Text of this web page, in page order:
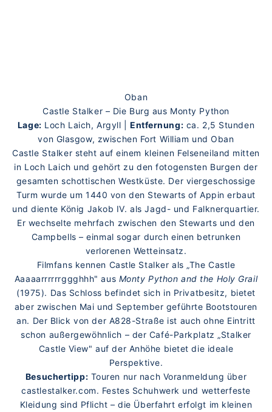
Oban
Castle Stalker – Die Burg aus Monty Python
Lage: Loch Laich, Argyll | Entfernung: ca. 2,5 Stunden
von Glasgow, zwischen Fort William und Oban
Castle Stalker steht auf einem kleinen Felseneiland mitten
in Loch Laich und gehört zu den fotogensten Burgen der
gesamten schottischen Westküste. Der viergeschossige
Turm wurde um 1440 von den Stewarts of Appin erbaut
und diente König Jakob IV. als Jagd- und Falknerquartier.
Er wechselte mehrfach zwischen den Stewarts und den
Campbells – einmal sogar durch einen betrunken
verlorenen Wetteinsatz.
Filmfans kennen Castle Stalker als „The Castle
Aaaaarrrrrrggghhh" aus Monty Python and the Holy Grail
(1975). Das Schloss befindet sich in Privatbesitz, bietet
aber zwischen Mai und September geführte Bootstouren
an. Der Blick von der A828-Straße ist auch ohne Eintritt
schon außergewöhnlich – der Café-Parkplatz „Stalker
Castle View" auf der Anhöhe bietet die ideale
Perspektive.
Besuchertipp: Touren nur nach Voranmeldung über
castlestalker.com. Festes Schuhwerk und wetterfeste
Kleidung sind Pflicht – die Überfahrt erfolgt im kleinen